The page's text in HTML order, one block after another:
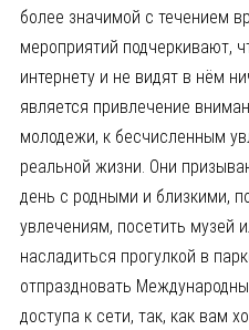
более значимой с течением
мероприятий подчеркивают,
интернету и не видят в нём
является привлечение
молодежи, к бесчисленным
реальной жизни. Они
день с родными и близкими,
увлечениям, посетить музей
насладиться прогулкой в
отпраздновать
доступа к сети, так, как вам